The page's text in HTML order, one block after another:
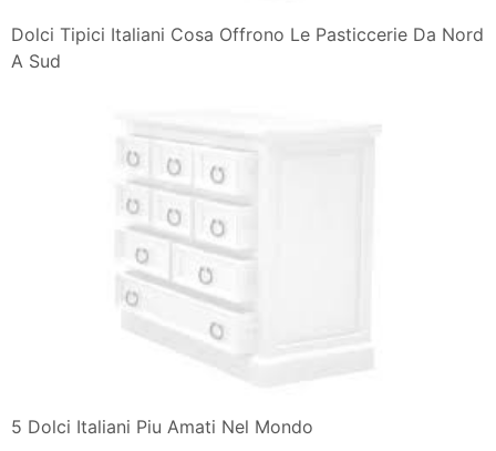
Dolci Tipici Italiani Cosa Offrono Le Pasticcerie Da Nord
A Sud
5 Dolci Italiani Piu Amati Nel Mondo